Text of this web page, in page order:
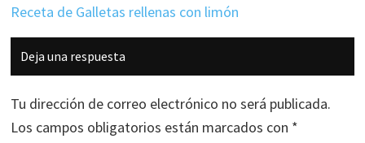
Receta de Galletas rellenas con limón
Interacciones
con
los
lectores
Deja una respuesta
Tu dirección de correo electrónico no será publicada.
Los campos obligatorios están marcados con *